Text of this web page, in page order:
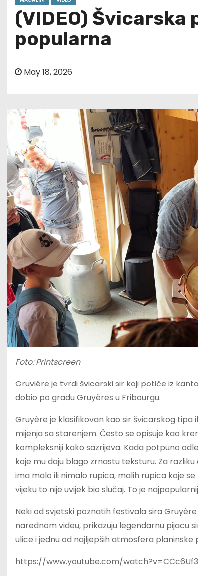
(VIDEO)
popularna
May 18, 2026
Foto: Printscreen
Gruviére je tvrdi švicarski sir koji potiče iz
dobio po gradu Gruyères u Fribourgu.
Gruyère je klasifikovan kao sir švicarskog tipa
mijenja sa starenjem. Često se opisuje kao
kompleksniji kako sazrijeva. Kada potpuno
koje mu daju blago zrnastu teksturu. Za
ima malo ili nimalo rupica, malih rupica koje
vijeku to nije uvijek bio slučaj. To je
Neki od svjetski poznatih festivala sira
narednom videu, prikazuju legendarnu pijacu
ulice i jednu od najljepših atmosfera planinske
https://www.youtube.com/